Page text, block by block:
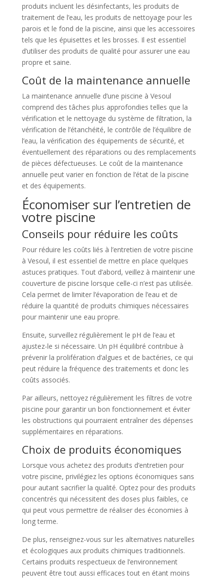
produits incluent les désinfectants, les produits de
traitement de l’eau, les produits de nettoyage pour les
parois et le fond de la piscine, ainsi que les accessoires
tels que les épuisettes et les brosses. Il est essentiel
d’utiliser des produits de qualité pour assurer une eau
propre et saine.
Coût de la maintenance annuelle
La maintenance annuelle d’une piscine à Vesoul
comprend des tâches plus approfondies telles que la
vérification et le nettoyage du système de filtration, la
vérification de l’étanchéité, le contrôle de l’équilibre de
l’eau, la vérification des équipements de sécurité, et
éventuellement des réparations ou des remplacements
de pièces défectueuses. Le coût de la maintenance
annuelle peut varier en fonction de l’état de la piscine
et des équipements.
Économiser sur l’entretien de
votre piscine
Conseils pour réduire les coûts
Pour réduire les coûts liés à l’entretien de votre piscine
à Vesoul, il est essentiel de mettre en place quelques
astuces pratiques. Tout d’abord, veillez à maintenir une
couverture de piscine lorsque celle-ci n’est pas utilisée.
Cela permet de limiter l’évaporation de l’eau et de
réduire la quantité de produits chimiques nécessaires
pour maintenir une eau propre.
Ensuite, surveillez régulièrement le pH de l’eau et
ajustez-le si nécessaire. Un pH équilibré contribue à
prévenir la prolifération d’algues et de bactéries, ce qui
peut réduire la fréquence des traitements et donc les
coûts associés.
Par ailleurs, nettoyez régulièrement les filtres de votre
piscine pour garantir un bon fonctionnement et éviter
les obstructions qui pourraient entraîner des dépenses
supplémentaires en réparations.
Choix de produits économiques
Lorsque vous achetez des produits d’entretien pour
votre piscine, privilégiez les options économiques sans
pour autant sacrifier la qualité. Optez pour des produits
concentrés qui nécessitent des doses plus faibles, ce
qui peut vous permettre de réaliser des économies à
long terme.
De plus, renseignez-vous sur les alternatives naturelles
et écologiques aux produits chimiques traditionnels.
Certains produits respectueux de l’environnement
peuvent être tout aussi efficaces tout en étant moins